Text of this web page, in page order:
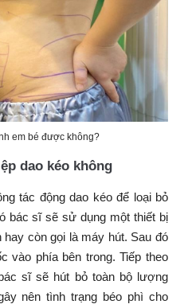
em bé được không?
dao kéo không
tác động dao kéo để loại bỏ
bác sĩ sẽ sử dụng một thiết bị
còn gọi là máy hút. Sau đó
vào phía bên trong. Tiếp theo
sĩ sẽ hút bỏ toàn bộ lượng
nên tình trạng béo phì cho